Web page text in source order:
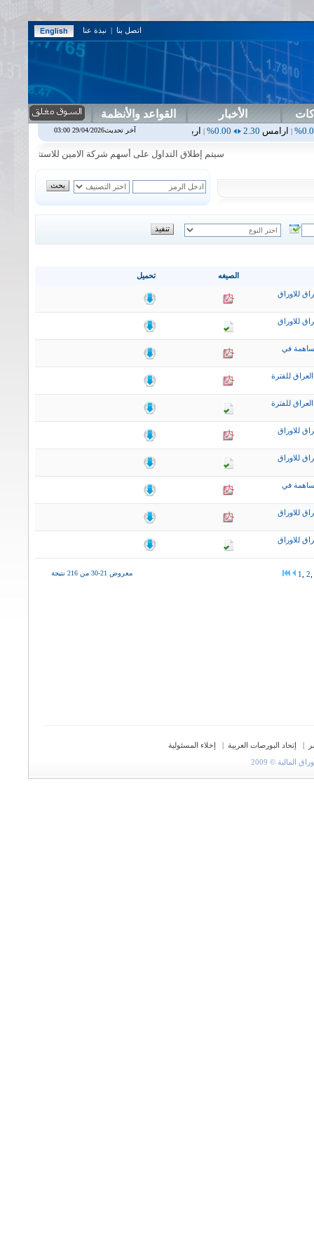
اتصل بنا | نبذة عنا
الأخبار القواعد والأنظمة
2.30
|اربيل 0.00
0.00%
|اسفنج1.87
سيتم إطلاق التداول على أسهم شركة الامين للاستثمار المالي في
تحميل الصيغه
للاوراق
للاوراق
في
للفترة
للفترة
للاوراق
للاوراق
في
للاوراق
للاوراق
معروض 21-30 من 216 نتيجة 1 2
| إتحاد البورصات العربية |
إخلاء المسئولية
© 2009